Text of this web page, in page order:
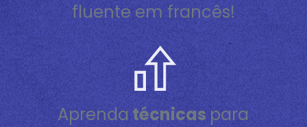
fluente em francês!
Aprendatécnicaspara